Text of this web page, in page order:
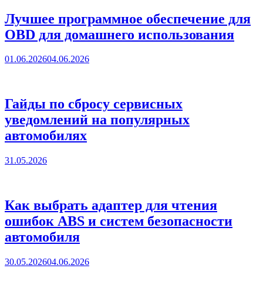
Лучшее программное обеспечение для
OBD для домашнего использования
01.06.202604.06.2026
Гайды по сбросу сервисных
уведомлений на популярных
автомобилях
31.05.2026
Как выбрать адаптер для чтения
ошибок ABS и систем безопасности
автомобиля
30.05.202604.06.2026